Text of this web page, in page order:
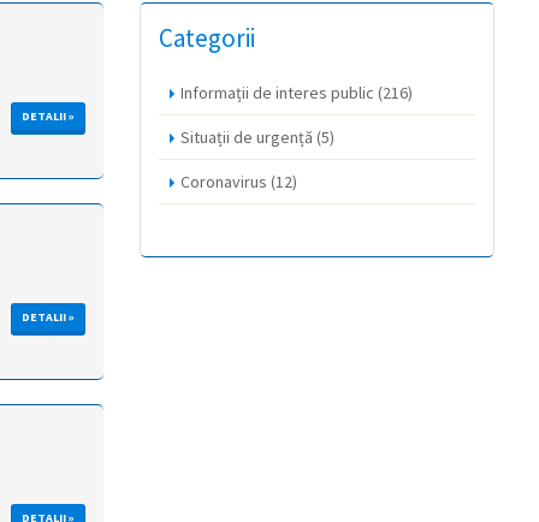
DETALII »
DETALII »
DETALII »
Categorii
Informații de interes public (216)
Situații de urgență (5)
Coronavirus (12)